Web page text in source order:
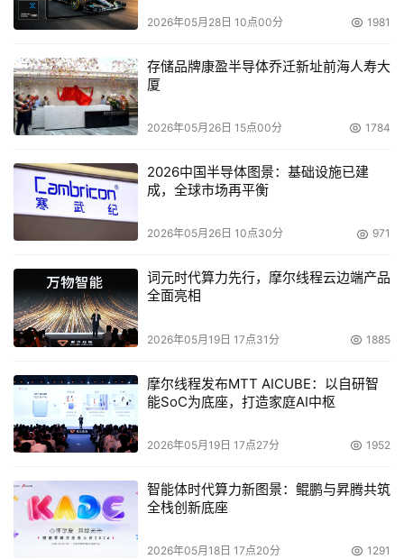
赛门铁克还引入由Altiris支持的新型Backup Exec
能。 Backup Exec Infrastructure Manager通过集中搜索
许可以及存储量和磁盘容量监控，简化Backup Exec用户的
升级过程和补丁管理，并降低总拥有成本。Backup Exec
Infrastructure Manager包含基于网络的接口，使用户能够
从任何位置简便访问和轻松管理Backup Exec基础设施，并
为IT管理员提供整个Backup Exec部署的地理分布图。此
外，Backup Exec允许用户在Backup Exec媒体服务器、
NDMP支持的远程NAS设备、安装了最新增强型NDMP选件
的Linux服务器以及新的Linux服务器远程媒体代理之间共享
磁带和磁盘存储介质，提高备份资源的使用效率。
为Windows Server 2008系列提供新型支持
Microsoft Windows Server 2008系列，包括Windows
Small Business Server 2008、Windows Essential
Business Sever 2008 和 SQL Server 2008。 对于计划升
能可增强其灵活性并简化管理。赛门铁克正在申请专利的粒
度恢复技术已扩展到为Microsoft Office SharePoint
Server文件、站点及列表项目提供快速恢复。
2026年05月28日 10点00分 1981
存储品牌康盈半导体乔迁新址前海人寿大
厦
2026年05月26日 15点00分 1784
2026中国半导体图景：基础设施已建
成，全球市场再平衡
2026年05月26日 10点30分 971
词元时代算力先行，摩尔线程云边端产品
全面亮相
2026年05月19日 17点31分 1885
摩尔线程发布MTT AICUBE：以自研智
能SoC为底座，打造家庭AI中枢
2026年05月19日 17点27分 1952
智能体时代算力新图景：鲲鹏与昇腾共筑
全栈创新底座
2026年05月18日 17点20分 1291